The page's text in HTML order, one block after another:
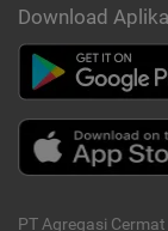
Download
PT Agregasi